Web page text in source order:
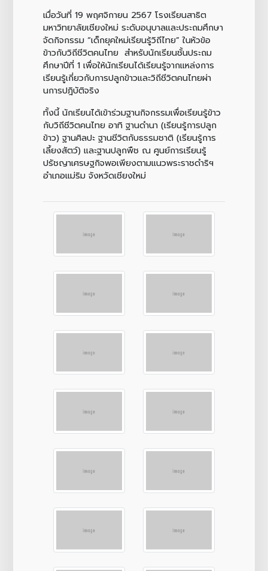
เมื่อวันที่ 19 พฤศจิกายน 2567 โรงเรียนสาธิต
มหาวิทยาลัยเชียงใหม่ ระดับอนุบาลและประถมศึกษา
จัดกิจกรรม “เด็กยุคใหม่เรียนรู้วิถีไทย” ในหัวข้อ
ข้าวกับวิถีชีวิตคนไทย สำหรับนักเรียนชั้นประถม
ศึกษาปีที่ 1 เพื่อให้นักเรียนได้เรียนรู้จากแหล่งการ
เรียนรู้เกี่ยวกับการปลูกข้าวและวิถีชีวิตคนไทยผ่า
นการปฎิบัติจริง
ทั้งนี้ นักเรียนได้เข้าร่วมฐานกิจกรรมเพื่อเรียนรู้ข้าว
กับวิถีชีวิตคนไทย อาทิ ฐานดำนา (เรียนรู้การปลูก
ข้าว) ฐานศิลปะ ฐานชีวิตกับธรรมชาติ (เรียนรู้การ
เลี้ยงสัตว์) และฐานปลูกพืช ณ ศูนย์การเรียนรู้
ปรัชญาเศรษฐกิจพอเพียงตามแนวพระราชดำริฯ
อำเภอแม่ริม จังหวัดเชียงใหม่